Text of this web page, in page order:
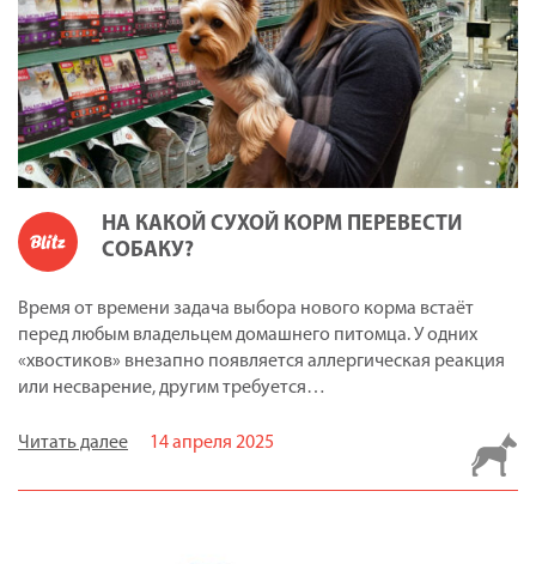
НА КАКОЙ СУХОЙ КОРМ ПЕРЕВЕСТИ
СОБАКУ?
Время от времени задача выбора нового корма встаёт
перед любым владельцем домашнего питомца. У одних
«хвостиков» внезапно появляется аллергическая реакция
или несварение, другим требуется…
Читать далее 14 апреля 2025